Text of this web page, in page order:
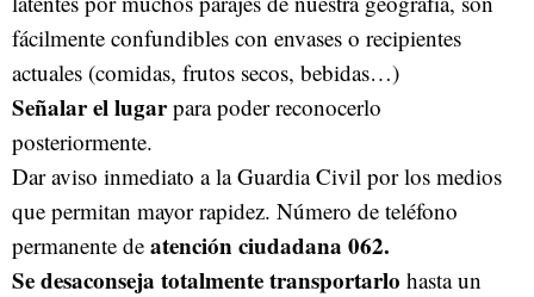
fácilmente confundibles con envases o recipientes
actuales (comidas, frutos secos, bebidas…)
Señalar el lugarpara poder reconocerlo
posteriormente.
Dar aviso inmediato a la Guardia Civil por los medios
que permitan mayor rapidez. Número de teléfono
permanente de atención ciudadana 062.
Se desaconseja totalmente transportarlo hasta un